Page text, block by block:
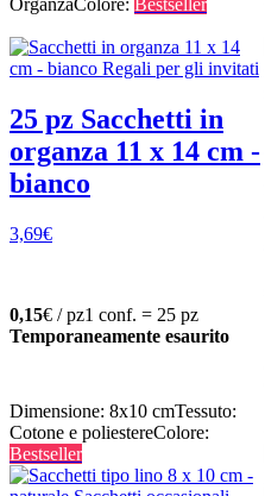
OrganzaColore: Bestseller
25 pz Sacchetti in
organza 11 x 14 cm -
bianco
3,69€
0,15€ / pz1 conf. = 25 pz
Temporaneamente esaurito
Dimensione: 8x10 cmTessuto:
Cotone e poliestereColore:
Bestseller